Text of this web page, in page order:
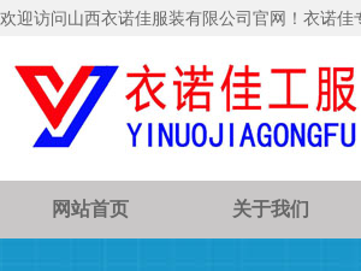
欢迎访问山西衣诺佳服装有限公司官网！衣诺佳
网站首页 关于我们